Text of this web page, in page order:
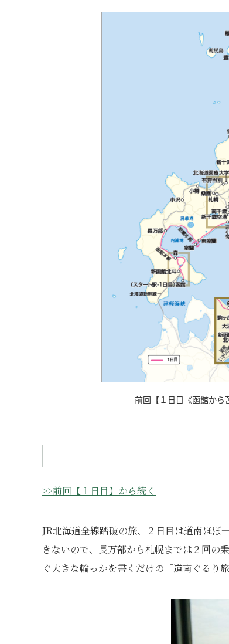
前回【１日目《函館から
>>前回【１日目】から続く
JR北海道全線踏破の旅、２日目は道南ほぼ
きないので、長万部から札幌までは２回の
ぐ大きな輪っかを書くだけの「道南ぐるり旅